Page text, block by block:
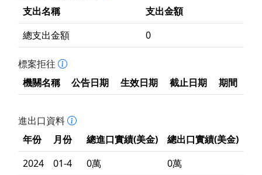
支出名稱
支出金額
總支出金額
0
標案拒往
機關名稱
公告日期 生效日期 截止日期 期間
進出口資料
年份
月份 總進口實績(美金)
總出口實績(美金)
2024
01-4 0萬
0萬